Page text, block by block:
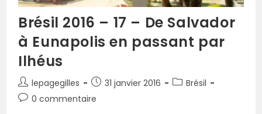
Brésil 2016 – 17 – De Salvador
à Eunapolis en passant par
Ilhéus
lepagegilles 31 janvier 2016
Brésil
0 commentaire